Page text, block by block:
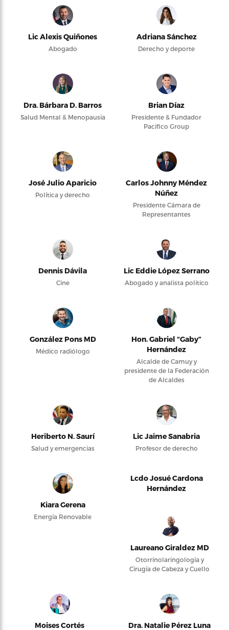
Lic Alexis Quiñones
Abogado
Adriana Sánchez
Derecho y deporte
Dra. Bárbara D. Barros
Salud Mental & Menopausia
Brian Díaz
Presidente & Fundador
Pacifico Group
José Julio Aparicio
Política y derecho
Carlos Johnny Méndez
Núñez
Presidente Cámara de
Representantes
Dennis Dávila
Cine
Lic Eddie López Serrano
Abogado y analista político
González Pons MD
Médico radiólogo
Hon. Gabriel “Gaby”
Hernández
Alcalde de Camuy y
presidente de la Federación
de Alcaldes
Heriberto N. Saurí
Salud y emergencias
Lic Jaime Sanabria
Profesor de derecho
Kiara Gerena
Energía Renovable
Lcdo Josué Cardona
Hernández
Laureano Giraldez MD
Otorrinolaringología y
Cirugía de Cabeza y Cuello
Moises Cortés Dra. Natalie Pérez Luna